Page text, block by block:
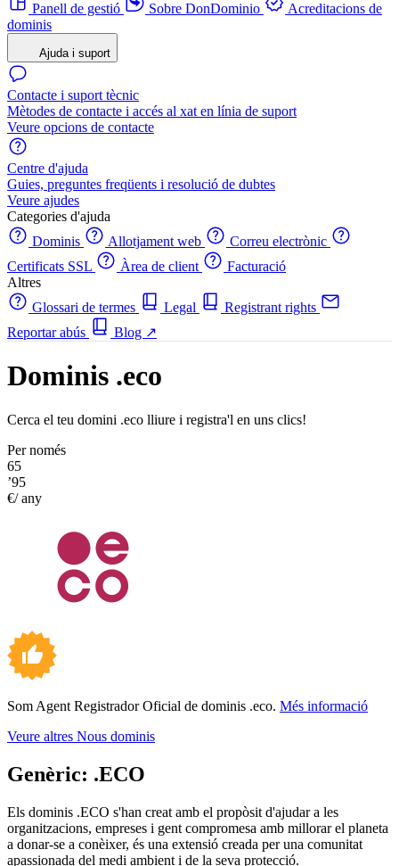
Panell de gestió
Sobre DonDominio
Acreditacions de
dominis
Ajuda i suport
Contacte i suport tècnic
Mètodes de contacte i accés al xat en línia de suport
Veure opcions de contacte
Centre d'ajuda
Guies, preguntes freqüents i resolució de dubtes
Veure ajudes
Categories d'ajuda
Dominis
Allotjament web
Correu electrònic
Certificats SSL
Àrea de client
Facturació
Altres
Glossari de termes
Legal
Registrant rights
Reportar abús
Blog ↗
Dominis .eco
Cerca el teu domini .eco lliure i registra'l en uns clics!
Per només
65
’95
€/ any
Som Agent Registrador Oficial de dominis .eco. Més informació
Veure altres Nous dominis
Genèric: .ECO
Els dominis .ECO s'han creat amb el propòsit d'ajudar a les
organitzacions, empreses i gent compromesa amb millorar el planeta
a donar-se a conèixer, és una extensió creada per una comunitat
apassionada del medi ambient i de la seva protecció.